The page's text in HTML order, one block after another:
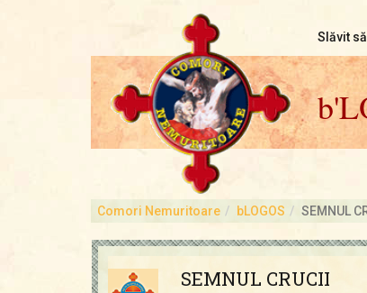
Slăvit
Comori Nemuritoare bLOGOS SEMNUL
SEMNUL CRUCII